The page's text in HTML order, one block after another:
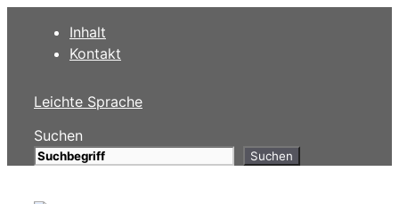
springen
Inhalt
Kontakt
Leichte Sprache
Suchen
Suchen